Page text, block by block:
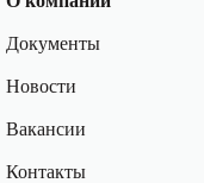
Документы
Новости
Вакансии
Контакты